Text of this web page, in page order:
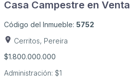
Casa Campestre en Venta
Código del Inmueble: 5752
Cerritos, Pereira
$1.800.000.000
Administración: $1